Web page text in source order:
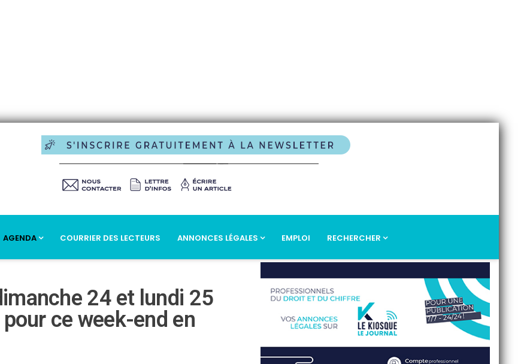
AGENDA COURRIER DES LECTEURS ANNONCES LÉGALES EMPLOI RECHERCHER
24 et lundi 25
ce week-end en